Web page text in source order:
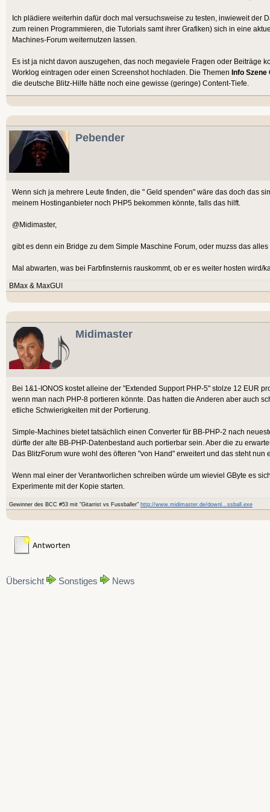
Ich plädiere weiterhin dafür doch mal versuchsweise zu testen, inwieweit der
zum reinen Programmieren, die Tutorials samt ihrer Grafiken) sich in eine
Machines-Forum weiternutzen lassen.
Es ist ja nicht davon auszugehen, das noch megaviele Fragen oder Beiträge
Worklog eintragen oder einen Screenshot hochladen. Die Themen Info Szene
die deutsche Blitz-Hilfe hätte noch eine gewisse (geringe) Content-Tiefe.
Pebender
Wenn sich ja mehrere Leute finden, die " Geld spenden" wäre das doch das
meinem Hostinganbieter noch PHP5 bekommen könnte, falls das hilft.
@Midimaster,
gibt es denn ein Bridge zu dem Simple Maschine Forum, oder muzss das
Mal abwarten, was bei Farbfinsternis rauskommt, ob er es weiter hosten wird/
BMax & MaxGUI
Midimaster
Bei 1&1-IONOS kostet alleine der "Extended Support PHP-5" stolze 12 EUR
wenn man nach PHP-8 portieren könnte. Das hatten die Anderen aber auch
etliche Schwierigkeiten mit der Portierung.
Simple-Machines bietet tatsächlich einen Converter für BB-PHP-2 nach
dürfte der alte BB-PHP-Datenbestand auch portierbar sein. Aber die zu
Das BlitzForum wure wohl des öfteren "von Hand" erweitert und das steht nun
Wenn mal einer der Verantworlichen schreiben würde um wieviel GByte es
Experimente mit der Kopie starten.
Gewinner des BCC #53 mit "Gitarrist vs Fussballer" http://www.midimaster.de/downl...ssball.exe
Übersicht Sonstiges News